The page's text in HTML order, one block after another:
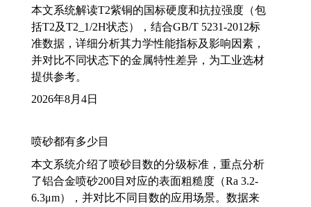
本文系统解读T2紫铜的国标硬度和抗拉强度（包
括T2及T2_1/2H状态），结合GB/T 5231-2012标
准数据，详细分析其力学性能指标及影响因素，
并对比不同状态下的金属特性差异，为工业选材
提供参考。
2026年8月4日
喷砂都有多少目
本文系统介绍了喷砂目数的分级标准，重点分析
了铝合金喷砂200目对应的表面粗糙度（Ra 3.2-
6.3μm），并对比不同目数的应用场景。数据来